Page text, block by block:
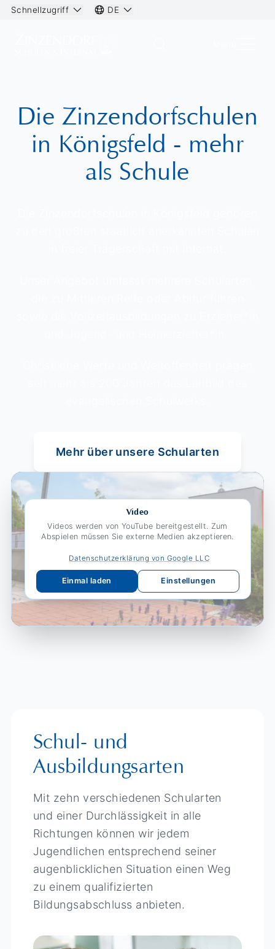
Schnellzugriff DE
Die Zinzendorfschulen
in Königsfeld - mehr
als Schule
Mehr über unsere Schularten
External Content
Video
Videos werden von YouTube bereitgestellt. Zum
Abspielen müssen Sie externe Medien akzeptieren.
Datenschutzerklärung von Google LLC
Einmal laden Einstellungen
Schul- und
Ausbildungsarten
Mit zehn verschiedenen Schularten
und einer Durchlässigkeit in alle
Richtungen können wir jedem
Jugendlichen entsprechend seiner
augenblicklichen Situation einen Weg
zu einem qualifizierten
Bildungsabschluss anbieten.